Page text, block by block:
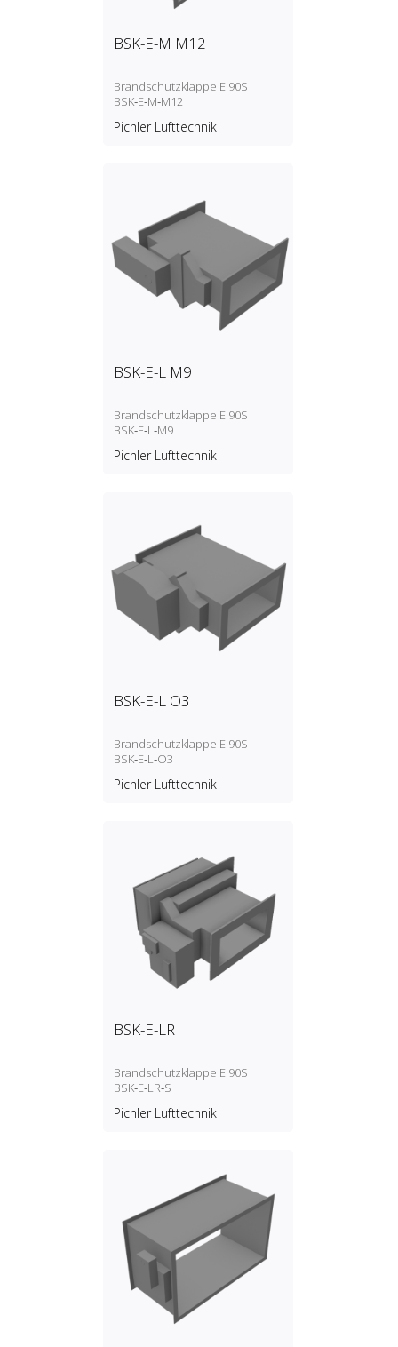
BSK-E-M M12
Brandschutzklappe EI90S
BSK‑E‑M‑M12
Pichler Lufttechnik
BSK-E-L M9
Brandschutzklappe EI90S
BSK‑E‑L‑M9
Pichler Lufttechnik
BSK-E-L O3
Brandschutzklappe EI90S
BSK‑E‑L‑O3
Pichler Lufttechnik
BSK-E-LR
Brandschutzklappe EI90S
BSK‑E‑LR‑S
Pichler Lufttechnik